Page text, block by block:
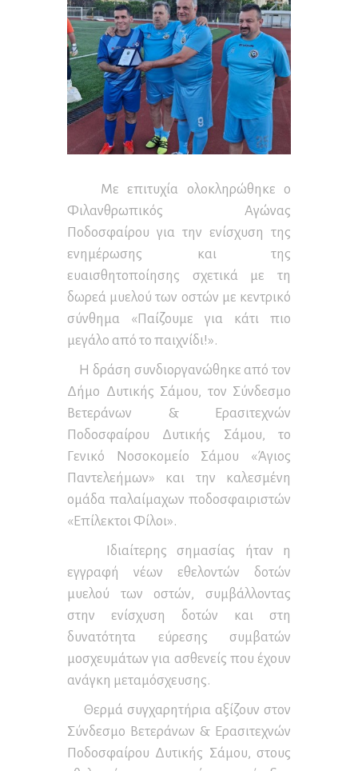
Με επιτυχία ολοκληρώθηκε ο
Φιλανθρωπικός Αγώνας
Ποδοσφαίρου για την ενίσχυση της
ενημέρωσης και της
ευαισθητοποίησης σχετικά με τη
δωρεά μυελού των οστών με κεντρικό
σύνθημα «Παίζουμε για κάτι πιο
μεγάλο από το παιχνίδι!».
Η δράση συνδιοργανώθηκε από τον
Δήμο Δυτικής Σάμου, τον Σύνδεσμο
Βετεράνων & Ερασιτεχνών
Ποδοσφαίρου Δυτικής Σάμου, το
Γενικό Νοσοκομείο Σάμου «Άγιος
Παντελεήμων» και την καλεσμένη
ομάδα παλαίμαχων ποδοσφαιριστών
«Επίλεκτοι Φίλοι».
Ιδιαίτερης σημασίας ήταν η
εγγραφή νέων εθελοντών δοτών
μυελού των οστών, συμβάλλοντας
στην ενίσχυση δοτών και στη
δυνατότητα εύρεσης συμβατών
μοσχευμάτων για ασθενείς που έχουν
ανάγκη μεταμόσχευσης.
Θερμά συγχαρητήρια αξίζουν στον
Σύνδεσμο Βετεράνων & Ερασιτεχνών
Ποδοσφαίρου Δυτικής Σάμου, στους